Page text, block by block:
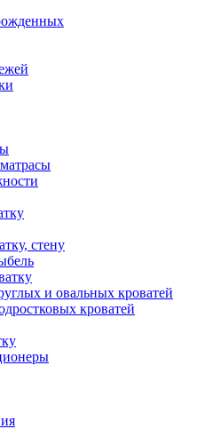
стену
и овальных кроватей
кроватей